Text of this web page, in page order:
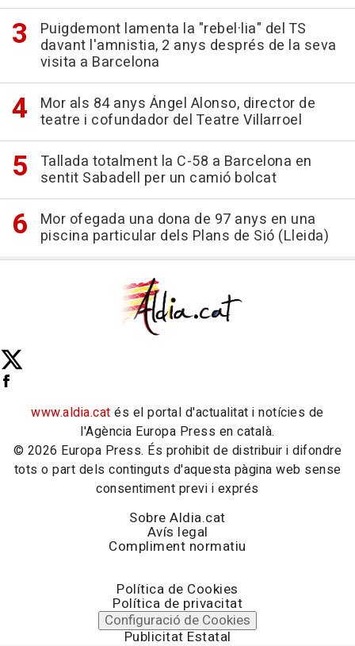
Puigdemont lamenta la "rebel·lia" del TS
davant l'amnistia, 2 anys després de la seva
visita a Barcelona
Mor als 84 anys Ángel Alonso, director de
teatre i cofundador del Teatre Villarroel
Tallada totalment la C-58 a Barcelona en
sentit Sabadell per un camió bolcat
Mor ofegada una dona de 97 anys en una
piscina particular dels Plans de Sió (Lleida)
www.aldia.cat és el portal d'actualitat i notícies de
l'Agència Europa Press en català.
© 2026 Europa Press. És prohibit de distribuir i difondre
tots o part dels continguts d'aquesta pàgina web sense
consentiment previ i exprés
Sobre Aldia.cat
Avís legal
Compliment normatiu
Política de Cookies
Política de privacitat
Configuració de Cookies
Publicitat Estatal